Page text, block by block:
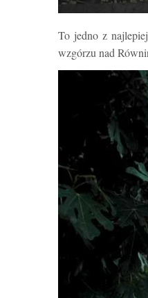
To jedno z
wzgórzu nad